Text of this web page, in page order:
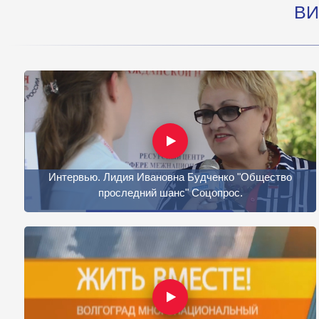
Интервью. Лидия Ивановна Будченко "Общество
проследний шанс" Соцопрос.